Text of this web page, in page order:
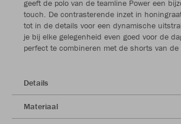
geeft de polo van de teamline Power een
touch. De contrasterende inzet in
tot in de details voor een dynamische
je bij elke gelegenheid even goed voor de
perfect te combineren met de shorts van de
Details
Materiaal